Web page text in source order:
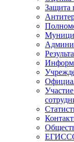
Защита